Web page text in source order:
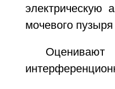
электрическую
мочевого